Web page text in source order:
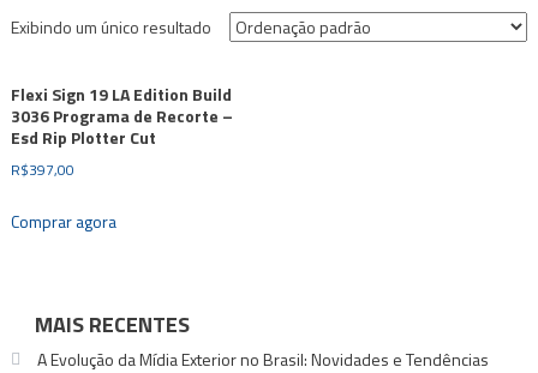
Exibindo um único resultado
Flexi Sign 19 LA Edition Build
3036 Programa de Recorte –
Esd Rip Plotter Cut
R$397,00
Comprar agora
MAIS RECENTES
A Evolução da Mídia Exterior no Brasil: Novidades e Tendências